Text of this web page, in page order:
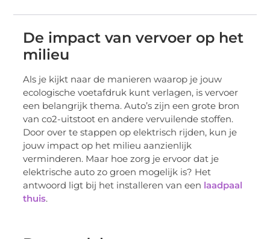
De impact van vervoer op het
milieu
Als je kijkt naar de manieren waarop je jouw
ecologische voetafdruk kunt verlagen, is vervoer
een belangrijk thema. Auto’s zijn een grote bron
van co2-uitstoot en andere vervuilende stoffen.
Door over te stappen op elektrisch rijden, kun je
jouw impact op het milieu aanzienlijk
verminderen. Maar hoe zorg je ervoor dat je
elektrische auto zo groen mogelijk is? Het
antwoord ligt bij het installeren van een laadpaal
thuis.